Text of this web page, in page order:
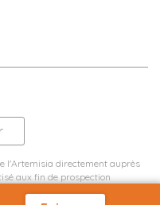
l'Artemisia directement auprès
aux fin de prospection